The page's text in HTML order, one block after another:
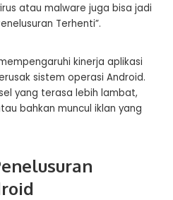
atau malware juga bisa jadi
Terhenti”.
kinerja aplikasi
sistem operasi Android.
yang terasa lebih lambat,
bahkan muncul iklan yang